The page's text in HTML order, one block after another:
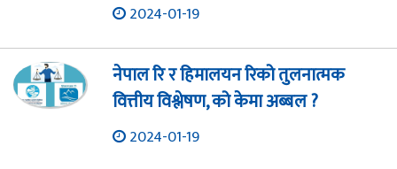
2024-01-19
नेपाल रि र हिमालयन रिको तुलनात्मक
वित्तीय विश्लेषण, को केमा अब्बल ?
2024-01-19